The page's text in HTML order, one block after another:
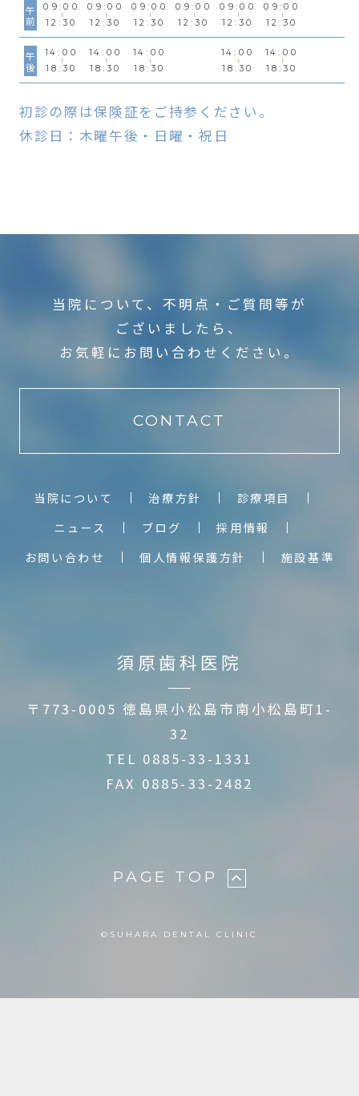
午前
09:00
12:30
09:00
12:30
09:00
12:30
09:00
12:30
09:00
12:30
09:00
12:30
午後
14:00
18:30
14:00
18:30
14:00
18:30
14:00
18:30
14:00
18:30
初診の際は保険証をご持参ください。
休診日：木曜午後・日曜・祝日
CONTACT
当院について、不明点・ご質問等が
ございましたら、
お気軽にお問い合わせください。
当院について 治療方針
診療項目
ニュース
ブログ
採用情報
お問い合わせ
個人情報保護方針 施設基準
須原歯科医院
〒773-0005 徳島県小松島市南小松島町1-
32
TEL 0885-33-1331
FAX 0885-33-2482
PAGE TOP
©︎SUHARA DENTAL CLINIC